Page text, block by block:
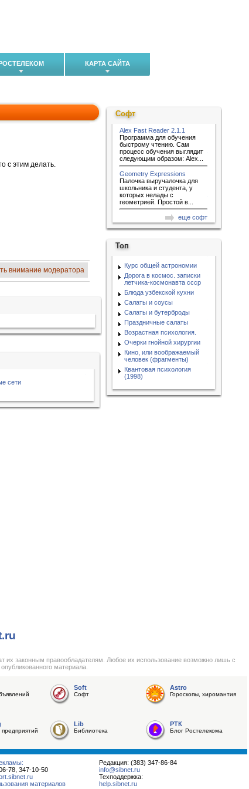
КАРТА САЙТА
с этим делать.
внимание модератора
сети
Софт
Alex Fast Reader 2.1.1
Программа для обучения
быстрому чтению. Сам
процесс обучения выглядит
следующим образом: Alex...
Geometry Expressions
Палочка выручалочка для
школьника и студента, у
которых нелады с
геометрией. Простой в...
еще софт
Топ
Курс общей астрономии
Дорога в космос. записки
летчика-космонавта ссср
Блюда узбекской кухни
Салаты и соусы
Салаты и бутерброды
Праздничные салаты
Возрастная психология.
Очерки гнойной хирургии
Кино, или воображаемый
человек (фрагменты)
Квантовая психология
(1998)
их законным правообладателям. Любое их использование возможно лишь с
материала.
Soft
Софт
Astro
Гороскопы, хиромантия
предприятий
Lib
Библиотека
РТК
Блог Ростелекома
Редакция: (383) 347-86-84
info@sibnet.ru
Техподдержка:
help.sibnet.ru
78, 347-10-50
материалов